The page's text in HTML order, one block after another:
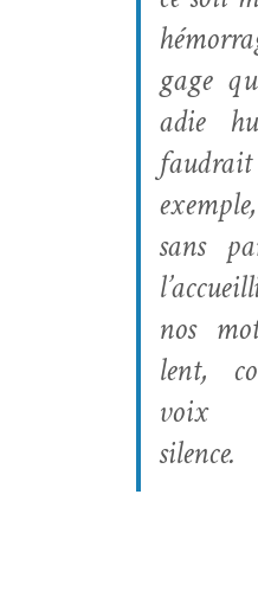
gage
adie
faudrait
sans
nos
lent,
voix
silence.